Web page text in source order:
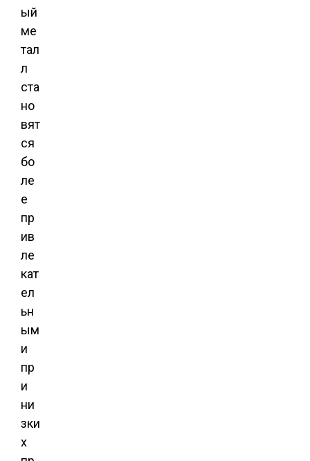
ый
ме
тал
л
ста
но
вят
ся
бо
ле
е
пр
ив
ле
кат
ел
ьн
ым
и
пр
и
ни
зки
х